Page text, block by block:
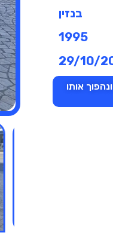
בנזין
1995
29/10/
אותו